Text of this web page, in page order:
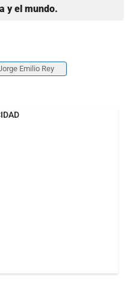
y el mundo.
Emilio Rey